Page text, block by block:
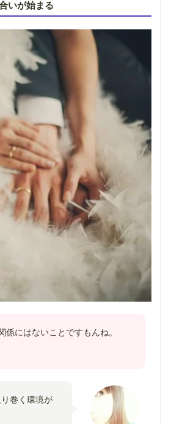
いが始まる
にはないことですもんね。
巻く環境が